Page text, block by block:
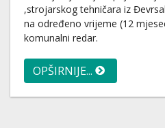
,strojarskog tehničara iz
na određeno vrijeme (12
komunalni redar.
OPŠIRNIJE...